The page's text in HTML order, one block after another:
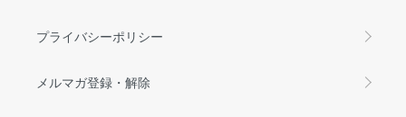
プライバシーポリシー
メルマガ登録・解除